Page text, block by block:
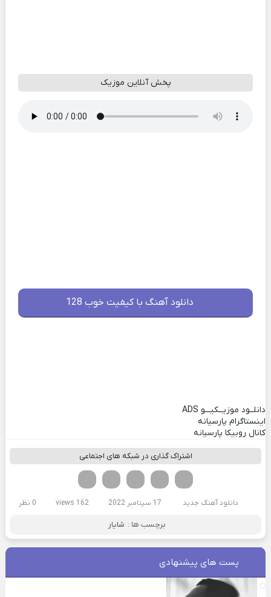
پخش آنلاین موزیک
دانلود آهنگ با کیفیت خوب 128
دانلــود موزیــکیـــو ADS
اینستاگرام پارسیانه
کانال روبیکا پارسیانه
اشتراک گذاری در شبکه های اجتماعی
لینکدین تویتر
فیسوک
دانلود آهنگ جدید 17 سپتامبر 2022 162 views 0 نظر
برچسب ها : شایار
پست های پیشنهادی